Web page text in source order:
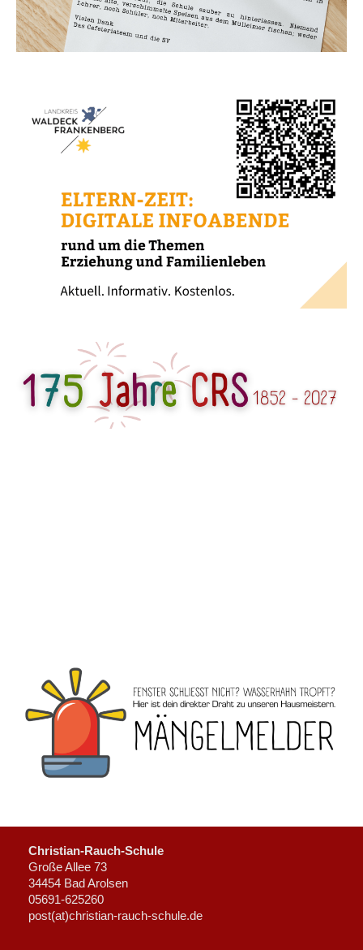
Christian-Rauch-Schule
Große Allee 73
34454 Bad Arolsen
05691-625260
post(at)christian-rauch-schule.de